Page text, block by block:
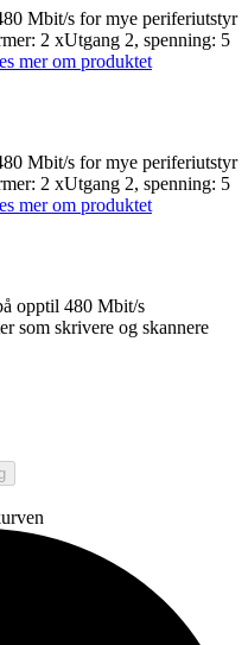
Mbit/s for mye periferiutstyr
2 xUtgang 2, spenning: 5
mer om produktet
Mbit/s for mye periferiutstyr
2 xUtgang 2, spenning: 5
mer om produktet
opptil 480 Mbit/s
som skrivere og skannere